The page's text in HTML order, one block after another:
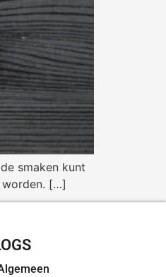
smaken kunt
worden. […]